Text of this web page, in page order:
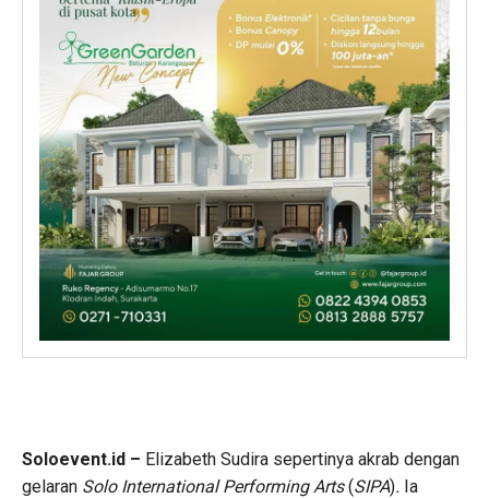
Soloevent.id – Elizabeth Sudira sepertinya akrab dengan
gelaran Solo International Performing Arts(SIPA). Ia